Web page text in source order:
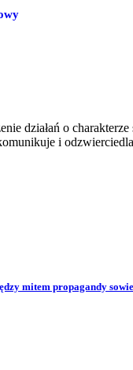
działań o
i
mitem propagandy